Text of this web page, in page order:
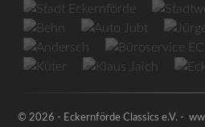
2026
-
Eckernförde
e.V.
© 2026 - Eckernförde Classics e.V. -